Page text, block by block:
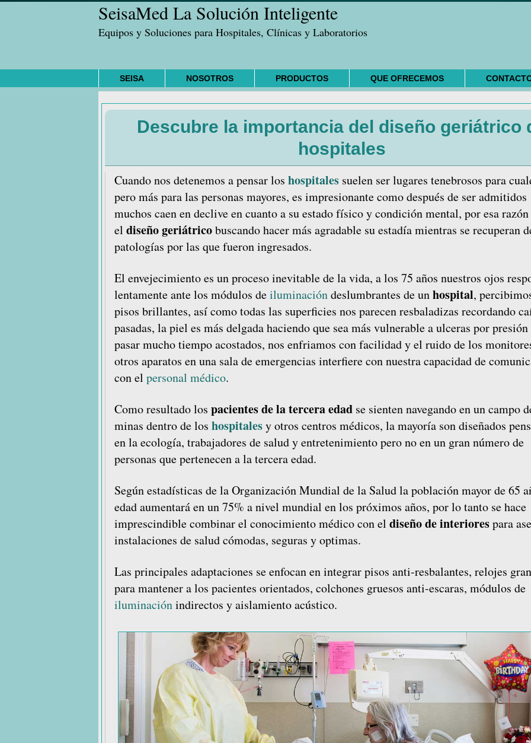
SeisaMed La Solución Inteligente
Equipos y Soluciones para Hospitales, Clínicas y Laboratorios
SEISA NOSOTROS PRODUCTOS QUE OFRECEMOS
Descubre la importancia del diseño geriátrico
hospitales
Cuando nos detenemos a pensar los hospitales suelen ser lugares tenebrosos para
pero más para las personas mayores, es impresionante como después de ser admitidos
muchos caen en declive en cuanto a su estado físico y condición mental, por esa
el diseño geriátricobuscando hacer más agradable su estadía mientras se recuperan
patologías por las que fueron ingresados.
El envejecimiento es un proceso inevitable de la vida, a los 75 años nuestros ojos
lentamente ante los módulos deiluminacióndeslumbrantes de unhospital,
pisos brillantes, así como todas las superficies nos parecen resbaladizas recordando
pasadas, la piel es más delgada haciendo que sea más vulnerable a ulceras por
pasar mucho tiempo acostados, nos enfriamos con facilidad y el ruido de los
otros aparatos en una sala de emergencias interfiere con nuestra capacidad de
con el personal médico.
Como resultado los pacientes de la tercera edad se sienten navegando en un campo
minas dentro de los hospitalesy otros centros médicos, la mayoría son diseñados
en la ecología, trabajadores de salud y entretenimiento pero no en un gran número de
personas que pertenecen a la tercera edad.
Según estadísticas de la Organización Mundial de la Salud la población mayor de 65
edad aumentará en un 75% a nivel mundial en los próximos años, por lo tanto se hace
imprescindible combinar el conocimiento médico con el diseño de interiorespara
instalaciones de salud cómodas, seguras y optimas.
Las principales adaptaciones se enfocan en integrar pisos anti-resbalantes, relojes
para mantener a los pacientes orientados, colchones gruesos anti-escaras, módulos de
iluminaciónindirectos y aislamiento acústico.